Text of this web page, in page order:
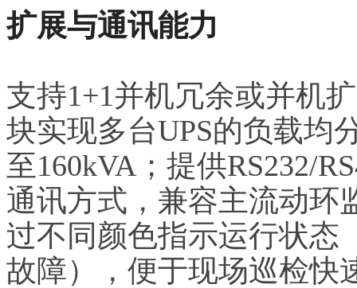
扩展与通讯能力
支持1+1并机冗余或并机
块实现多台UPS的负载均
至160kVA；提供RS232/
通讯方式，兼容主流动环
过不同颜色指示运行状态
故障），便于现场巡检快